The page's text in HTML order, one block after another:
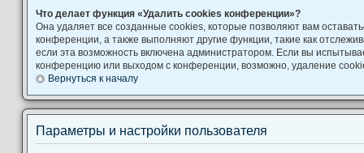
Что делает функция «Удалить cookies конференции»?
Она удаляет все созданные cookies, которые позволяют вам
конференции, а также выполняют другие функции, такие как
если эта возможность включена администратором. Если вы
конференцию или выходом с конференции, возможно, удаление
Вернуться к началу
Параметры и настройки пользователя